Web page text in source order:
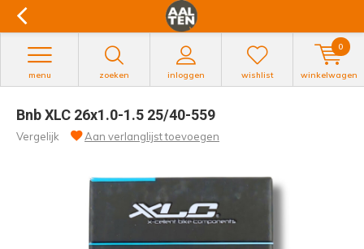
zoeken inloggen
menu wishlist winkelwagen
0
Bnb XLC 26x1.0-1.5 25/40-559
Vergelijk Aan verlanglijst toevoegen